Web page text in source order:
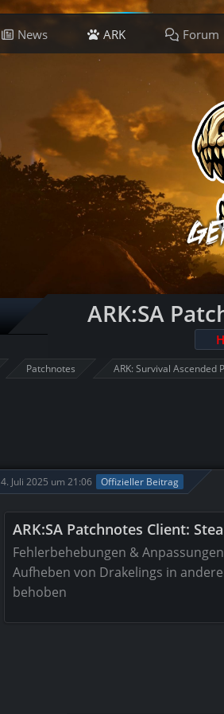
News ARK Forum
Patchnotes ARK: Survival Ascended
ARK:SA
4. Juli 2025 um 21:06 Offizieller Beitrag
ARK:SA Patchnotes Client:
Fehlerbehebungen &
Aufheben von Drakelings in
behoben